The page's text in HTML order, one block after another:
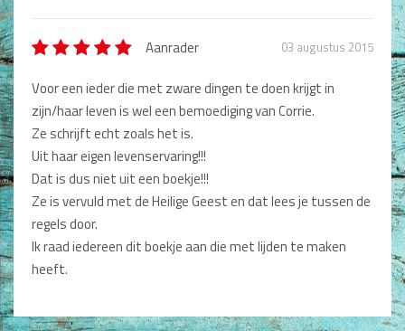
Koopjes
De Barbaar-boeken
Bestellen en retourneren
Sprekers
Challenge Liefdevol Ouderschap
Bijbelstudie
Type nog 50 woorden.
Aanrader 03 augustus 2015
Voor een ieder die met zware dingen te doen krijgt in
zijn/haar leven is wel een bemoediging van Corrie.
Ze schrijft echt zoals het is.
Uit haar eigen levenservaring!!!
Dat is dus niet uit een boekje!!!
Ze is vervuld met de Heilige Geest en dat lees je tussen de
regels door.
Ik raad iedereen dit boekje aan die met lijden te maken
heeft.